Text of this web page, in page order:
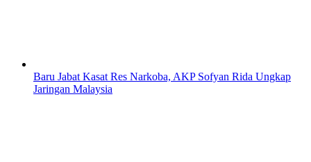
Baru Jabat Kasat Res Narkoba, AKP Sofyan Rida Ungkap
Jaringan Malaysia